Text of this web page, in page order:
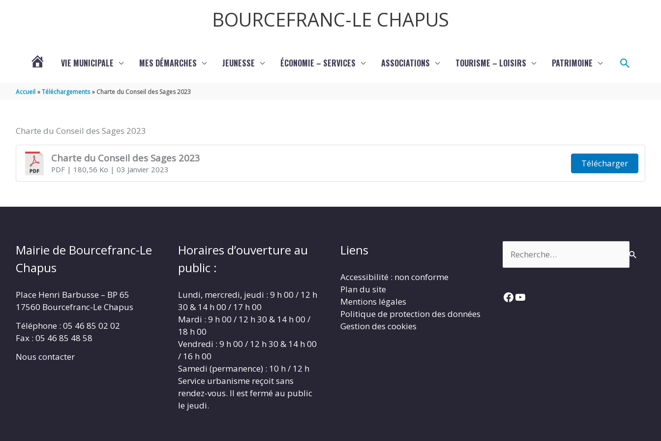
BOURCEFRANC-LE CHAPUS
VIE MUNICIPALE MES DÉMARCHES JEUNESSE ÉCONOMIE – SERVICES ASSOCIATIONS TOURISME – LOISIRS PATRIMOINE
Accueil Téléchargements Charte du Conseil des Sages 2023
Charte du Conseil des Sages 2023
Charte du Conseil des Sages 2023
PDF| 180,56 Ko | 03 Janvier 2023
Télécharger
Mairie de Bourcefranc-Le
Chapus
Place Henri Barbusse – BP 65
17560 Bourcefranc-Le Chapus
Téléphone : 05 46 85 02 02
Fax : 05 46 85 48 58
Nous contacter
Horaires d’ouverture au
public :
Lundi, mercredi, jeudi : 9 h 00 / 12 h
30 & 14 h 00 / 17 h 00
Mardi : 9 h 00 / 12 h 30 & 14 h 00 /
18 h 00
Vendredi : 9 h 00 / 12 h 30 & 14 h 00
/ 16 h 00
Samedi (permanence) : 10 h / 12 h
Service urbanisme reçoit sans
rendez-vous. Il est fermé au public
le jeudi.
Liens
Accessibilité : non conforme
Plan du site
Mentions légales
Politique de protection des données
Gestion des cookies
Facebook
YouTube